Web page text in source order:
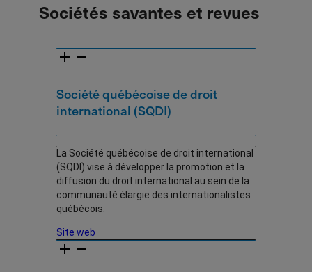
Sociétés savantes et revues
Société québécoise de droit
international (SQDI)
La Société québécoise de droit international
(SQDI) vise à développer la promotion et la
diffusion du droit international au sein de la
communauté élargie des internationalistes
québécois.
Site web